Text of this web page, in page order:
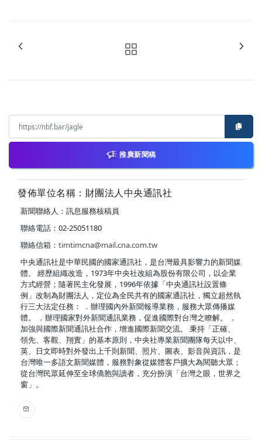
推廣新聞稿
發佈單位名稱：財團法人中央通訊社
新聞聯絡人：訊息服務核稿員
聯絡電話：02-25051180
聯絡信箱： timtimcna@mail.cna.com.tw
中央通訊社是中華民國的國家通訊社，是台灣最具影響力的新聞媒
體。 經歷組織改造，1973年中央社改組為股份有限公司，以企業
方式經營；隨著民主化發展，1996年依據「中央通訊社設置條
例」改制為財團法人，定位為全民共有的國家通訊社，獨立超然執
行三大法定任務： ．辦理國內外新聞報導業務，服務大眾傳播媒
體。 ．辦理國家對外新聞通訊業務，促進國際對台灣之瞭解。 ．
加強與國際新聞通訊社合作，增進國際新聞交流。 秉持「正確、
領先、客觀、翔實」的基本原則，中央社專業新聞團隊每天以中、
英、日文即時對外發出上千則新聞、照片、圖表、影音與資訊，是
台灣唯一多語文新聞媒體，服務對象從媒體客戶擴大為閱聽大眾；
從台灣民眾延伸至全球僑胞與讀者，充分扮演「台灣之眼，世界之
窗」。